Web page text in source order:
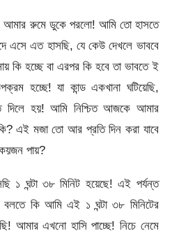
আমার রুমে ডুকে পরলো! আমি তো হাসতে
এসে এত হাসছি, যে কেউ দেখলে ভাববে
কি হচ্ছে বা এরপর কি হবে তা ভাবতে ই
হচ্ছে! যা কান্ড একখানা ঘটিয়েছি,
দিলে হয়! আমি নিশ্চিত আজকে আমার
এই মজা তো আর প্রতি দিন করা যাবে
পায়?
১ ঘন্টা ৩৮ মিনিট হয়েছে! এই পর্যন্ত
কি আমি এই ১ ঘন্টা ৩৮ মিনিটের
আমার এখনো হাসি পাচ্ছে! নিচে নেমে